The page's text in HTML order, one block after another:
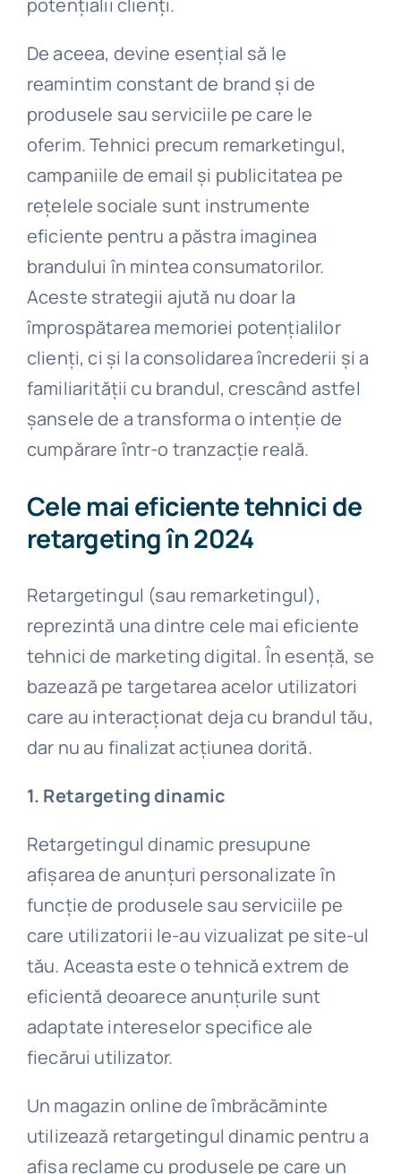
potențialii clienți.
De aceea, devine esențial să le
reamintim constant de brand și de
produsele sau serviciile pe care le
oferim. Tehnici precum remarketingul,
campaniile de email și publicitatea pe
rețelele sociale sunt instrumente
eficiente pentru a păstra imaginea
brandului în mintea consumatorilor.
Aceste strategii ajută nu doar la
împrospătarea memoriei potențialilor
clienți, ci și la consolidarea încrederii și a
familiarității cu brandul, crescând astfel
șansele de a transforma o intenție de
cumpărare într-o tranzacție reală.
Cele mai eficiente tehnici de
retargeting în 2024
Retargetingul (sau remarketingul),
reprezintă una dintre cele mai eficiente
tehnici de marketing digital. În esență, se
bazează pe targetarea acelor utilizatori
care au interacționat deja cu brandul tău,
dar nu au finalizat acțiunea dorită.
1. Retargeting dinamic
Retargetingul dinamic presupune
afișarea de anunțuri personalizate în
funcție de produsele sau serviciile pe
care utilizatorii le-au vizualizat pe site-ul
tău. Aceasta este o tehnică extrem de
eficientă deoarece anunțurile sunt
adaptate intereselor specifice ale
fiecărui utilizator.
Un magazin online de îmbrăcăminte
utilizează retargetingul dinamic pentru a
afișa reclame cu produsele pe care un